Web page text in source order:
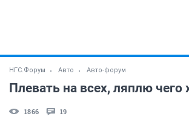
НГС.Форум Авто Авто-форум
Плевать на всех, ляплю чего
1866 19